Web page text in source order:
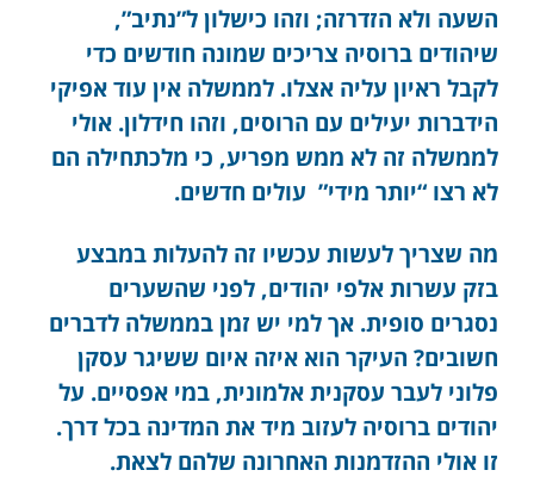
השעה ולא הזדרזה; וזהו כישלון ל”נתיב”,
שיהודים ברוסיה צריכים שמונה חודשים כדי
לקבל ראיון עליה אצלו. לממשלה אין עוד אפיקי
הידברות יעילים עם הרוסים, וזהו חידלון. אולי
לממשלה זה לא ממש מפריע, כי מלכתחילה הם
לא רצו “יותר מידי” עולים חדשים.
מה שצריך לעשות עכשיו זה להעלות במבצע
בזק עשרות אלפי יהודים, לפני שהשערים
נסגרים סופית. אך למי יש זמן בממשלה לדברים
חשובים? העיקר הוא איזה איום ששיגר עסקן
פלוני לעבר עסקנית אלמונית, במי אפסיים. על
יהודים ברוסיה לעזוב מיד את המדינה בכל דרך.
זו אולי ההזדמנות האחרונה שלהם לצאת.